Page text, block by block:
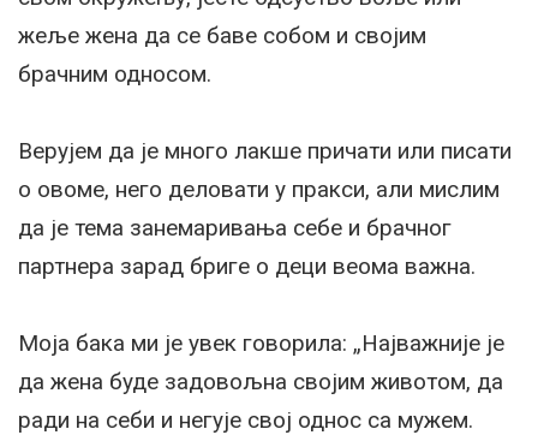
жеље жена да се баве собом и својим
брачним односом.
Верујем да је много лакше причати или писати
о овоме, него деловати у пракси, али мислим
да је тема занемаривања себе и брачног
партнера зарад бриге о деци веома важна.
Моја бака ми је увек говорила: „Најважније је
да жена буде задовољна својим животом, да
ради на себи и негује свој однос са мужем.